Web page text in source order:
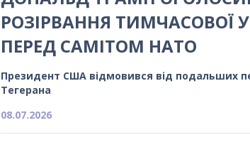
РОЗІРВАННЯ ТИМЧАСОВОЇ
ПЕРЕД САМІТОМ НАТО
Президент США відмовився від подальших
Тегерана
08.07.2026